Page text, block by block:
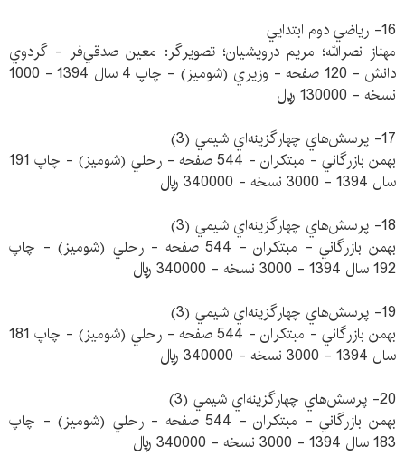
16- رياضي دوم ابتدايي
مهناز نصرالله؛ مريم درويشيان؛ تصويرگر: معين صدقي‌فر - گردوي
دانش - 120 صفحه - وزيري (شوميز) - چاپ 4 سال 1394 - 1000
نسخه - 130000 ريال
17- پرسش‌هاي چهارگزينه‌اي شيمي (3)
بهمن بازرگاني - مبتكران - 544 صفحه - رحلي (شوميز) - چاپ 191
سال 1394 - 3000 نسخه - 340000 ريال
18- پرسش‌هاي چهارگزينه‌اي شيمي (3)
بهمن بازرگاني - مبتكران - 544 صفحه - رحلي (شوميز) - چاپ
192 سال 1394 - 3000 نسخه - 340000 ريال
19- پرسش‌هاي چهارگزينه‌اي شيمي (3)
بهمن بازرگاني - مبتكران - 544 صفحه - رحلي (شوميز) - چاپ 181
سال 1394 - 3000 نسخه - 340000 ريال
20- پرسش‌هاي چهارگزينه‌اي شيمي (3)
بهمن بازرگاني - مبتكران - 544 صفحه - رحلي (شوميز) - چاپ
183 سال 1394 - 3000 نسخه - 340000 ريال